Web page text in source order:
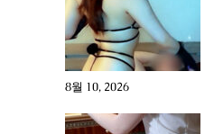
8월 10, 2026